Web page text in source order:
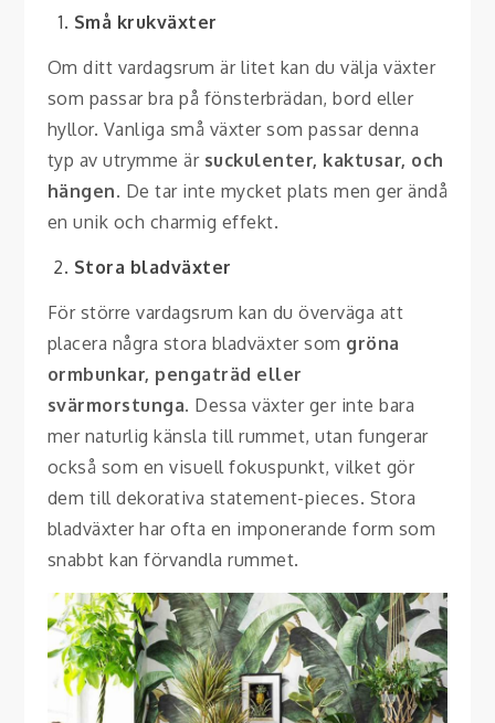
Små krukväxter
Om ditt vardagsrum är litet kan du välja växter
som passar bra på fönsterbrädan, bord eller
hyllor. Vanliga små växter som passar denna
typ av utrymme är suckulenter, kaktusar, och
hängen. De tar inte mycket plats men ger ändå
en unik och charmig effekt.
Stora bladväxter
För större vardagsrum kan du överväga att
placera några stora bladväxter som gröna
ormbunkar, pengaträd eller
svärmorstunga. Dessa växter ger inte bara
mer naturlig känsla till rummet, utan fungerar
också som en visuell fokuspunkt, vilket gör
dem till dekorativa statement-pieces. Stora
bladväxter har ofta en imponerande form som
snabbt kan förvandla rummet.